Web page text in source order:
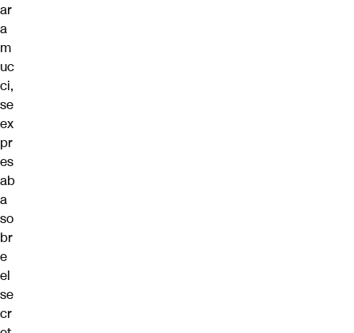
ar
a
m
uc
ci,
se
ex
pr
es
ab
a
so
br
e
el
se
cr